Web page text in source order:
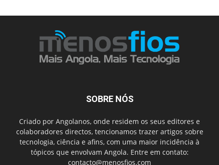
SOBRE NÓS
Criado por Angolanos, onde residem os seus editores e
colaboradores directos, tencionamos trazer artigos sobre
tecnologia, ciência e afins, com uma maior incidência à
tópicos que envolvam Angola. Entre em contato:
contacto@menosfios.com